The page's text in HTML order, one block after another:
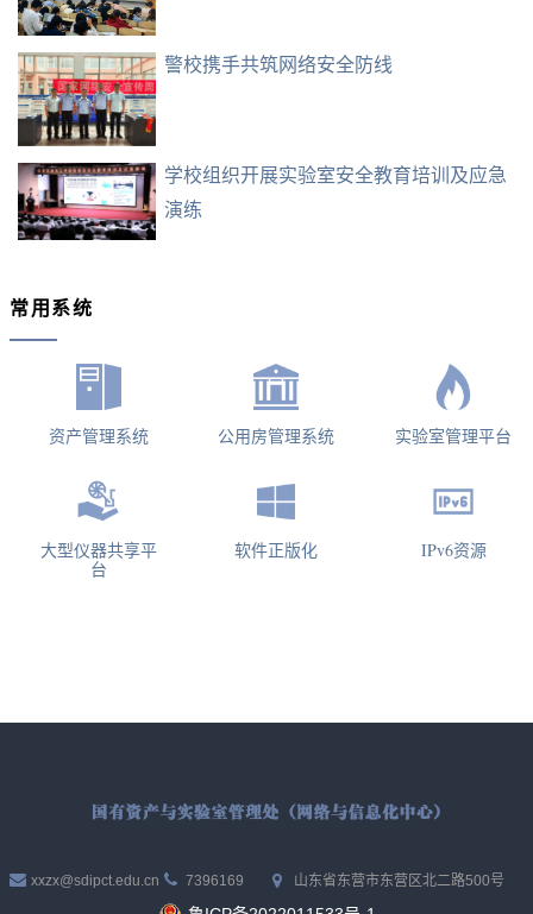
警校携手共筑网络安全防线
学校组织开展实验室安全教育培训及应急
演练
常用系统
资产管理系统 公用房管理系统 实验室管理平台
大型仪器共享平
台
软件正版化 IPv6资源
xxzx@sdipct.edu.cn 7396169 山东省东营市东营区北二路500号